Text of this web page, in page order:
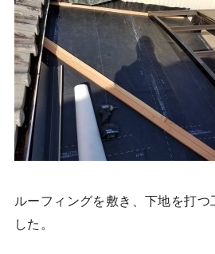
ルーフィングを敷き、下地を打つ
した。